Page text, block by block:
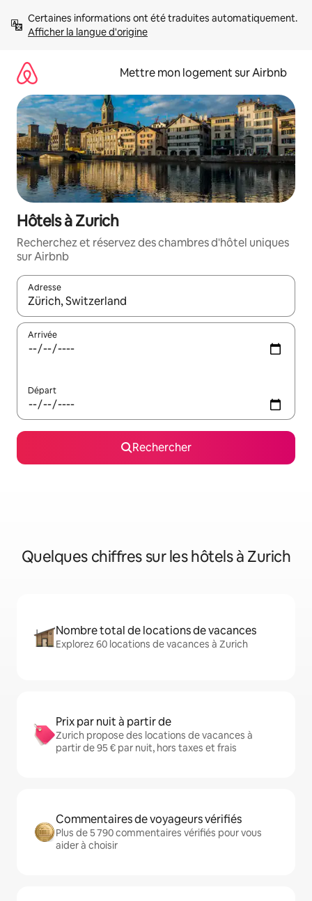
directement
Afficher la langue d'origine
Mettre mon logement sur Airbnb
Hôtels à Zurich
Recherchez et réservez des chambres d'hôtel uniques
sur Airbnb
Adresse
Lorsque les résultats s'affichent, utilisez les flèches vers le
Arrivée
Départ
Rechercher
Quelques chiffres sur les hôtels à Zurich
Nombre total de locations de vacances
Explorez 60 locations de vacances à Zurich
Prix par nuit à partir de
Zurich propose des locations de vacances à
partir de 95 € par nuit, hors taxes et frais
Commentaires de voyageurs vérifiés
Plus de 5 790 commentaires vérifiés pour vous
aider à choisir